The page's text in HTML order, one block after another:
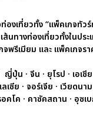
องเที่ยวทั้ง “แพ็คเกจทัว
นทางท่องเที่ยวทั้งในประ
พรีเมียม และ แพ็คเกจรา
ญี่ปุ่น · จีน · ยุโรป · เอเชี
เซีย · จอร์เจีย · เวียดนา
โค · คาซัคสถาน · อุซเ